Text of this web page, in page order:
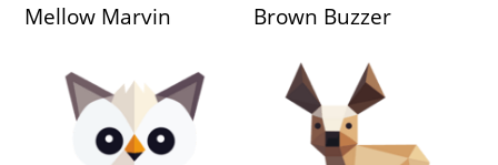
Mellow Marvin Brown Buzzer